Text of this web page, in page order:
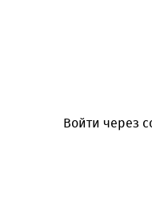
Войти через